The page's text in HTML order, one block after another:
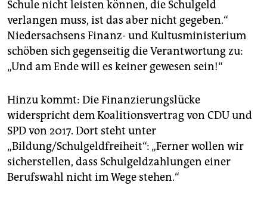
Schule nicht leisten können, die Schulgeld
verlangen muss, ist das aber nicht gegeben.“
Niedersachsens Finanz- und Kultusministerium
schöben sich gegenseitig die Verantwortung zu:
„Und am Ende will es keiner gewesen sein!“
Hinzu kommt: Die Finanzierungslücke
widerspricht dem Koalitionsvertrag von CDU und
SPD von 2017. Dort steht unter
„Bildung/Schulgeldfreiheit“: „Ferner wollen wir
sicherstellen, dass Schulgeldzahlungen einer
Berufswahl nicht im Wege stehen.“